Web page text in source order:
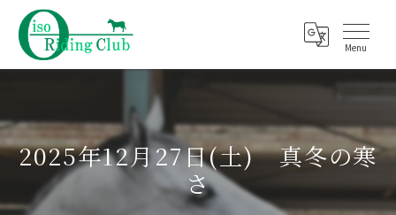
2025年12月27日(土) 真冬の寒
さ